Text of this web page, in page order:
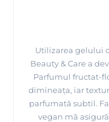
Utilizarea gelului
Beauty & Care a
Parfumul fructat-
dimineața, iar
parfumată subtil.
vegan mă